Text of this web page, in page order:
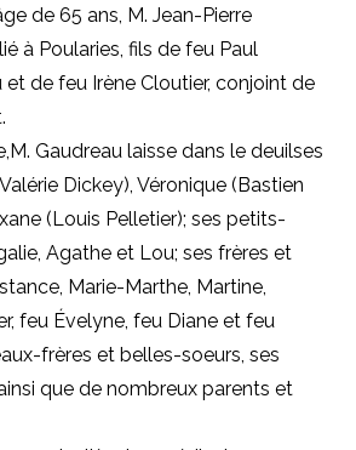
de 65 ans, M. Jean-Pierre
à Poularies, fils de feu Paul
et de feu Irène Cloutier, conjoint de
M. Gaudreau laisse dans le deuilses
Dickey), Véronique (Bastien
(Louis Pelletier); ses petits-
Agathe et Lou; ses frères et
Marie-Marthe, Martine,
feu Évelyne, feu Diane et feu
frères et belles-soeurs, ses
que de nombreux parents et